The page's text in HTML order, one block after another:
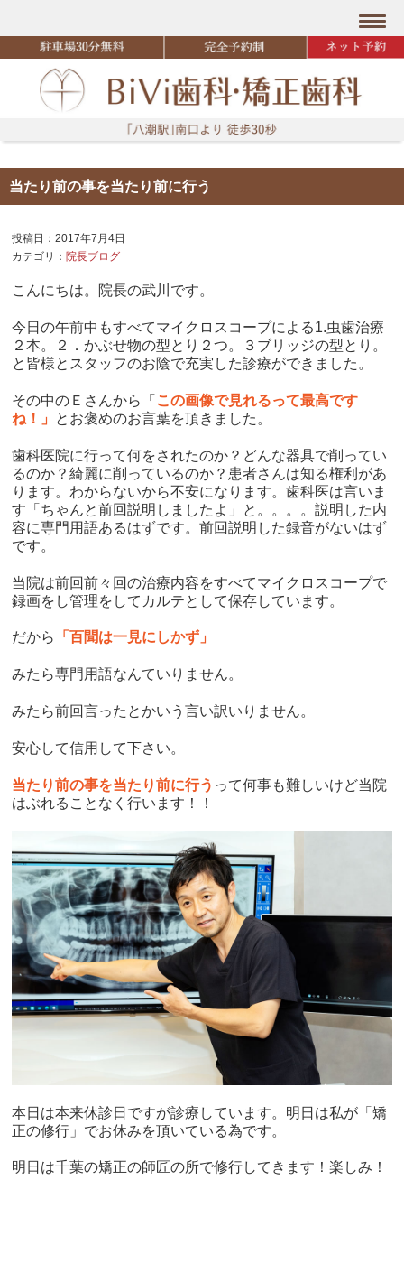
当たり前の事を当たり前に行う
投稿日：2017年7月4日
カテゴリ： 院長ブログ
こんにちは。院長の武川です。
今日の午前中もすべてマイクロスコープによる1.虫歯治療
２本。２．かぶせ物の型とり２つ。３ブリッジの型とり。
と皆様とスタッフのお陰で充実した診療ができました。
その中のＥさんから「 この画像で見れるって最高です
ね！」 とお褒めのお言葉を頂きました。
歯科医院に行って何をされたのか？どんな器具で削ってい
るのか？綺麗に削っているのか？患者さんは知る権利があ
ります。わからないから不安になります。歯科医は言いま
す「ちゃんと前回説明しましたよ」と。。。。説明した内
容に専門用語あるはずです。前回説明した録音がないはず
です。
当院は前回前々回の治療内容をすべてマイクロスコープで
録画をし管理をしてカルテとして保存しています。
だから 「百聞は一見にしかず」
みたら専門用語なんていりません。
みたら前回言ったとかいう言い訳いりません。
安心して信用して下さい。
当たり前の事を当たり前に行う って何事も難しいけど当院
はぶれることなく行います！！
本日は本来休診日ですが診療しています。明日は私が「矯
正の修行」でお休みを頂いている為です。
明日は千葉の矯正の師匠の所で修行してきます！楽しみ！